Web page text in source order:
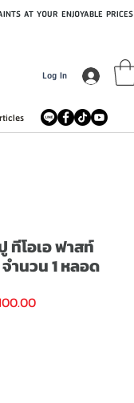
AT YOUR ENJOYABLE PRICES
Log In
ทีโอเอ ฟาสท์
ำนวน 1 หลอด
Sale